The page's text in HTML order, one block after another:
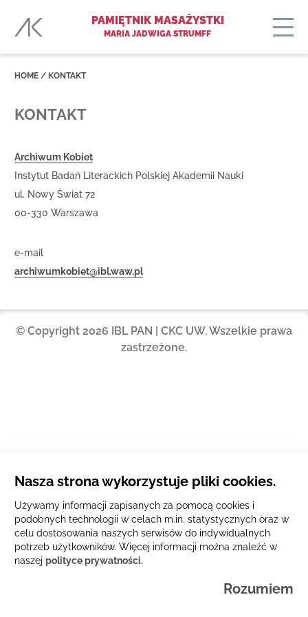
PAMIĘTNIK MASAŻYSTKI
MARIA JADWIGA STRUMFF
HOME / KONTAKT
KONTAKT
Archiwum Kobiet
Instytut Badań Literackich Polskiej Akademii Nauki
ul. Nowy Świat 72
00-330 Warszawa
e-mail
archiwumkobiet@ibl.waw.pl
© Copyright 2026 IBL PAN | CKC UW. Wszelkie prawa
zastrzeżone.
Nasza strona wykorzystuje pliki cookies.
Używamy informacji zapisanych za pomocą cookies i
podobnych technologii w celach m.in. statystycznych oraz w
celu dostosowania naszych serwisów do indywidualnych
potrzeb użytkowników. Więcej informacji można znaleźć w
naszejpolityce prywatności.
Rozumiem